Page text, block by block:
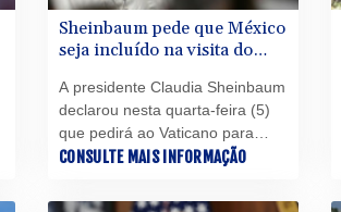
Sheinbaum pede que México
seja incluído na visita do
A presidente Claudia Sheinbaum
declarou nesta quarta-feira (5)
que pedirá ao Vaticano para
incluir o México na próxima
América Latina.
CONSULTE MAIS INFORMAÇÃO